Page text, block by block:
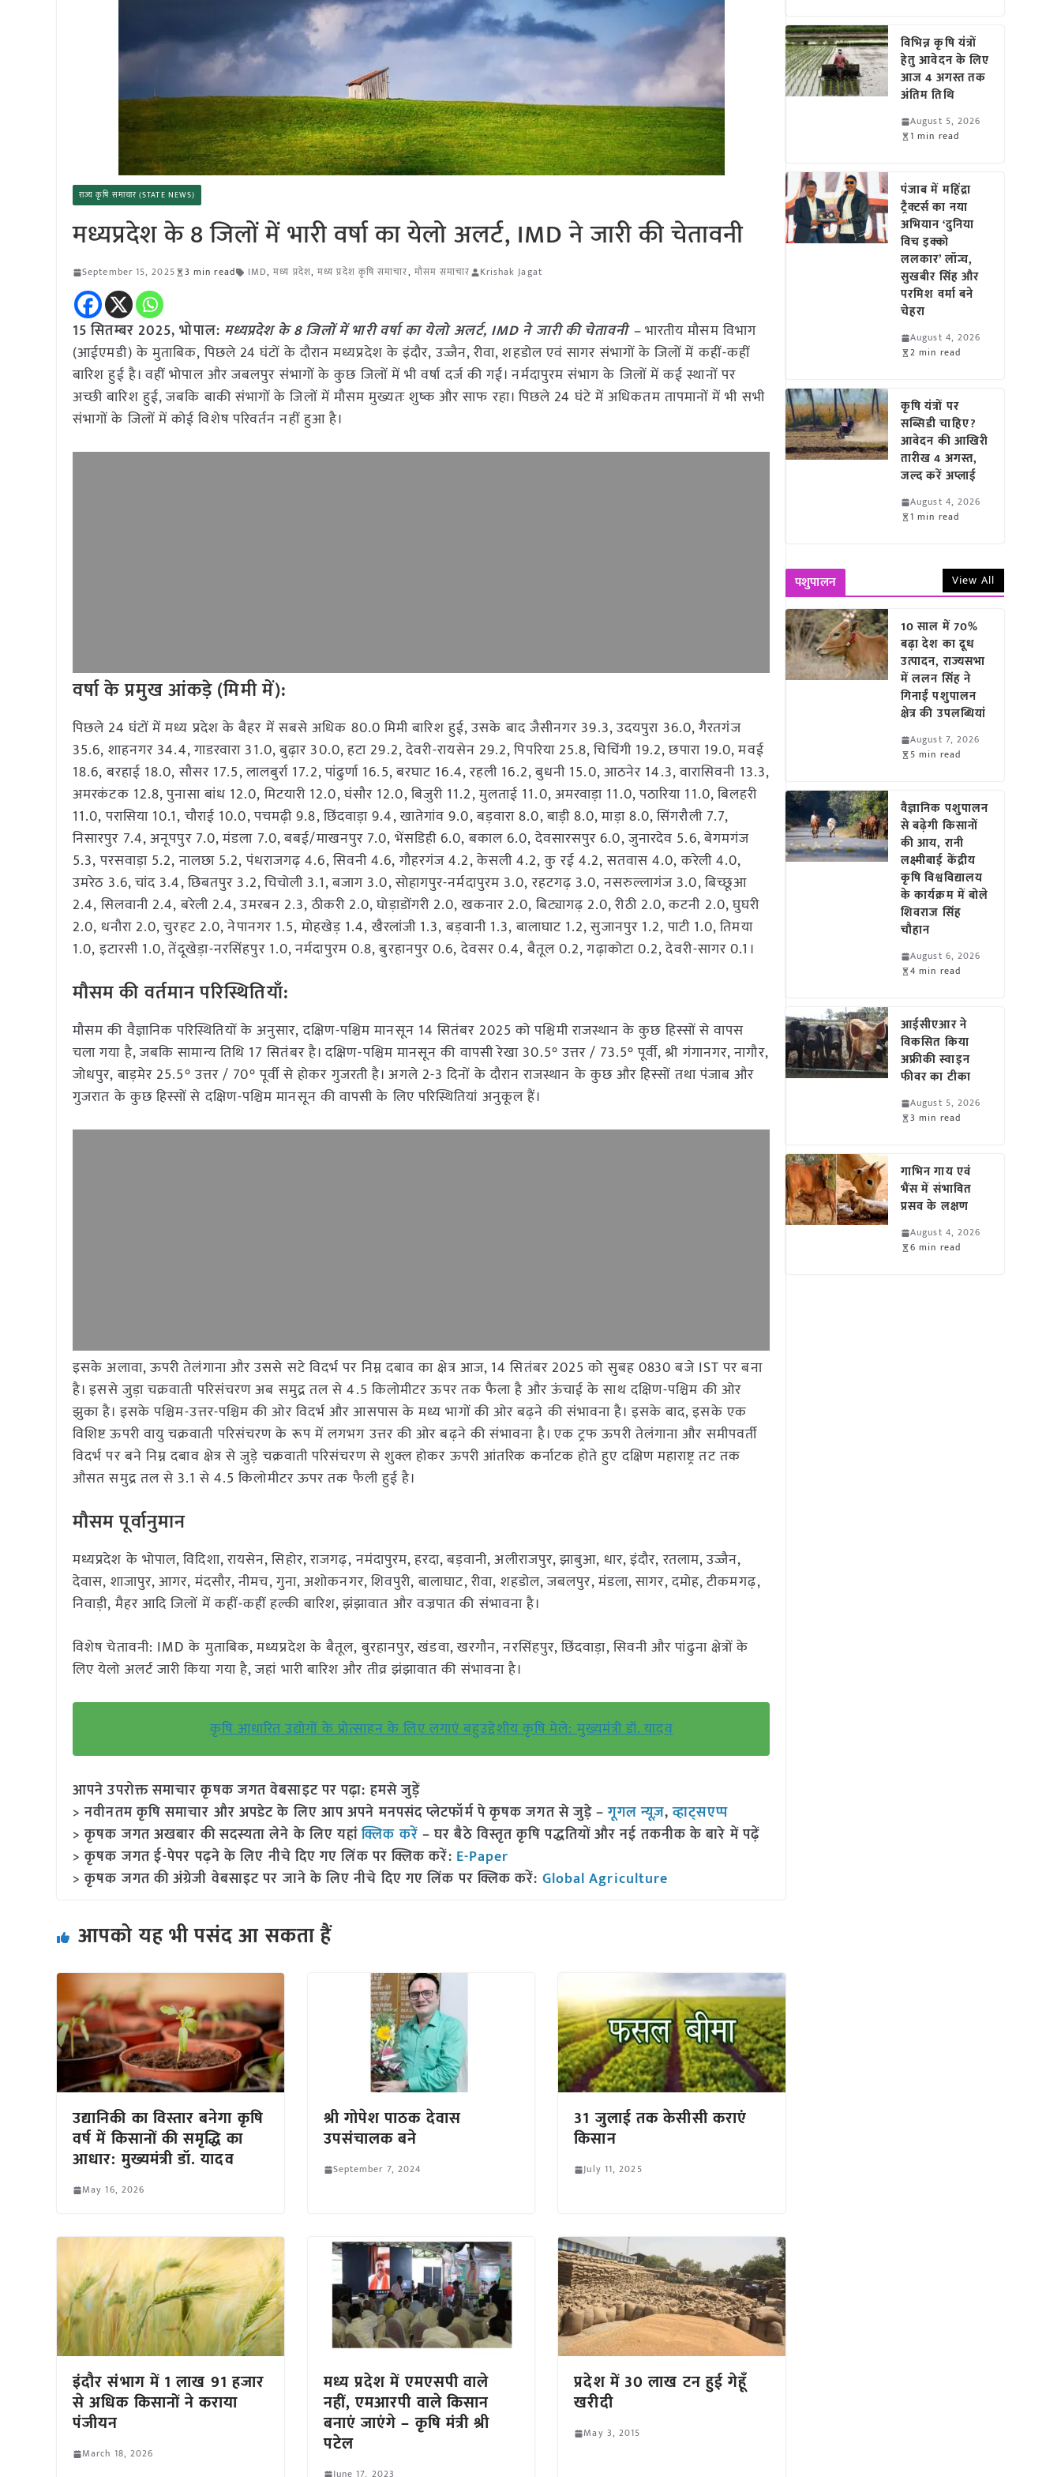
राज्य कृषि समाचार (STATE NEWS)
मध्यप्रदेश के 8 जिलों में भारी वर्षा का येलो अलर्ट, IMD ने जारी की चेतावनी
September 15, 2025 3 min read IMD,मध्य प्रदेश,मध्य प्रदेश कृषि समाचार, मौसम समाचार Krishak Jagat
15 सितम्बर 2025,भोपाल: मध्यप्रदेश के 8 जिलों में भारी वर्षा का येलो अलर्ट, IMD ने जारी की चेतावनी –भारतीय मौसम विभाग
(आईएमडी) के मुताबिक, पिछले 24 घंटों के दौरान मध्यप्रदेश के इंदौर, उज्जैन, रीवा, शहडोल एवं सागर संभागों के जिलों में कहीं-कहीं
बारिश हुई है। वहीं भोपाल और जबलपुर संभागों के कुछ जिलों में भी वर्षा दर्ज की गई। नर्मदापुरम संभाग के जिलों में कई स्थानों पर
अच्छी बारिश हुई, जबकि बाकी संभागों के जिलों में मौसम मुख्यतः शुष्क और साफ रहा। पिछले 24 घंटे में अधिकतम तापमानों में भी सभी
संभागों के जिलों में कोई विशेष परिवर्तन नहीं हुआ है।
वर्षा के प्रमुख आंकड़े (मिमी में):
पिछले 24 घंटों में मध्य प्रदेश के बैहर में सबसे अधिक 80.0 मिमी बारिश हुई, उसके बाद जैसीनगर 39.3, उदयपुरा 36.0, गैरतगंज
35.6, शाहनगर 34.4, गाडरवारा 31.0, बुढ़ार 30.0, हटा 29.2, देवरी-रायसेन 29.2, पिपरिया 25.8, चिचिंगी 19.2, छपारा 19.0, मवई
18.6, बरहाई 18.0, सौसर 17.5, लालबुर्रा 17.2, पांढुर्णा 16.5, बरघाट 16.4, रहली 16.2, बुधनी 15.0, आठनेर 14.3, वारासिवनी 13.3,
अमरकंटक 12.8, पुनासा बांध 12.0, मिटयारी 12.0, घंसौर 12.0, बिजुरी 11.2, मुलताई 11.0, अमरवाड़ा 11.0, पठारिया 11.0, बिलहरी
11.0, परासिया 10.1, चौराई 10.0, पचमढ़ी 9.8, छिंदवाड़ा 9.4, खातेगांव 9.0, बड़वारा 8.0, बाड़ी 8.0, माड़ा 8.0, सिंगरौली 7.7,
निसारपुर 7.4, अनूपपुर 7.0, मंडला 7.0, बबई/माखनपुर 7.0, भेंसडिही 6.0, बकाल 6.0, देवसारसपुर 6.0, जुनारदेव 5.6, बेगमगंज
5.3, परसवाड़ा 5.2, नालछा 5.2, पंधराजगढ़ 4.6, सिवनी 4.6, गौहरगंज 4.2, केसली 4.2, कु रई 4.2, सतवास 4.0, करेली 4.0,
उमरेठ 3.6, चांद 3.4, छिबतपुर 3.2, चिचोली 3.1, बजाग 3.0, सोहागपुर-नर्मदापुरम 3.0, रहटगढ़ 3.0, नसरुल्लागंज 3.0, बिच्छूआ
2.4, सिलवानी 2.4, बरेली 2.4, उमरबन 2.3, ठीकरी 2.0, घोड़ाडोंगरी 2.0, खकनार 2.0, बिट्यागढ़ 2.0, रीठी 2.0, कटनी 2.0, घुघरी
2.0, धनौरा 2.0, चुरहट 2.0, नेपानगर 1.5, मोहखेड़ 1.4, खैरलांजी 1.3, बड़वानी 1.3, बालाघाट 1.2, सुजानपुर 1.2, पाटी 1.0, तिमया
1.0, इटारसी 1.0, तेंदूखेड़ा-नरसिंहपुर 1.0, नर्मदापुरम 0.8, बुरहानपुर 0.6, देवसर 0.4, बैतूल 0.2, गढ़ाकोटा 0.2, देवरी-सागर 0.1।
मौसम की वर्तमान परिस्थितियाँ:
मौसम की वैज्ञानिक परिस्थितियों के अनुसार, दक्षिण-पश्चिम मानसून 14 सितंबर 2025 को पश्चिमी राजस्थान के कुछ हिस्सों से वापस
चला गया है, जबकि सामान्य तिथि 17 सितंबर है। दक्षिण-पश्चिम मानसून की वापसी रेखा 30.5° उत्तर / 73.5° पूर्वी, श्री गंगानगर, नागौर,
जोधपुर, बाड़मेर 25.5° उत्तर / 70° पूर्वी से होकर गुजरती है। अगले 2-3 दिनों के दौरान राजस्थान के कुछ और हिस्सों तथा पंजाब और
गुजरात के कुछ हिस्सों से दक्षिण-पश्चिम मानसून की वापसी के लिए परिस्थितियां अनुकूल हैं।
इसके अलावा, ऊपरी तेलंगाना और उससे सटे विदर्भ पर निम्न दबाव का क्षेत्र आज, 14 सितंबर 2025 को सुबह 0830 बजे IST पर बना
है। इससे जुड़ा चक्रवाती परिसंचरण अब समुद्र तल से 4.5 किलोमीटर ऊपर तक फैला है और ऊंचाई के साथ दक्षिण-पश्चिम की ओर
झुका है। इसके पश्चिम-उत्तर-पश्चिम की ओर विदर्भ और आसपास के मध्य भागों की ओर बढ़ने की संभावना है। इसके बाद, इसके एक
विशिष्ट ऊपरी वायु चक्रवाती परिसंचरण के रूप में लगभग उत्तर की ओर बढ़ने की संभावना है। एक ट्रफ ऊपरी तेलंगाना और समीपवर्ती
विदर्भ पर बने निम्न दबाव क्षेत्र से जुड़े चक्रवाती परिसंचरण से शुक्ल होकर ऊपरी आंतरिक कर्नाटक होते हुए दक्षिण महाराष्ट्र तट तक
औसत समुद्र तल से 3.1 से 4.5 किलोमीटर ऊपर तक फैली हुई है।
मौसम पूर्वानुमान
मध्यप्रदेश के भोपाल, विदिशा, रायसेन, सिहोर, राजगढ़, नमंदापुरम, हरदा, बड़वानी, अलीराजपुर, झाबुआ, धार, इंदौर, रतलाम, उज्जैन,
देवास, शाजापुर, आगर, मंदसौर, नीमच, गुना, अशोकनगर, शिवपुरी, बालाघाट, रीवा, शहडोल, जबलपुर, मंडला, सागर, दमोह, टीकमगढ़,
निवाड़ी, मैहर आदि जिलों में कहीं-कहीं हल्की बारिश, झंझावात और वज्रपात की संभावना है।
विशेष चेतावनी: IMD के मुताबिक, मध्यप्रदेश के बैतूल, बुरहानपुर, खंडवा, खरगौन, नरसिंहपुर, छिंदवाड़ा, सिवनी और पांढुना क्षेत्रों के
लिए येलो अलर्ट जारी किया गया है, जहां भारी बारिश और तीव्र झंझावात की संभावना है।
कृषि आधारित उद्योगों के प्रोत्साहन के लिए लगाएं बहुउद्देशीय कृषि मेले: मुख्यमंत्री डॉ. यादव
आपने उपरोक्त समाचार कृषक जगत वेबसाइट पर पढ़ा: हमसे जुड़ें
> नवीनतम कृषि समाचार और अपडेट के लिए आप अपने मनपसंद प्लेटफॉर्म पे कृषक जगत से जुड़े –गूगल न्यूज़,व्हाट्सएप्प
> कृषक जगत अखबार की सदस्यता लेने के लिए यहांक्लिक करें – घर बैठे विस्तृत कृषि पद्धतियों और नई तकनीक के बारे में पढ़ें
> कृषक जगत ई-पेपर पढ़ने के लिए नीचे दिए गए लिंक पर क्लिक करें: E-Paper
> कृषक जगत की अंग्रेजी वेबसाइट पर जाने के लिए नीचे दिए गए लिंक पर क्लिक करें: Global Agriculture
आपको यह भी पसंद आ सकता हैं
उद्यानिकी का विस्तार बनेगा कृषि
वर्ष में किसानों की समृद्धि का
आधार: मुख्यमंत्री डॉ. यादव
May 16, 2026
श्री गोपेश पाठक देवास
उपसंचालक बने
September 7, 2024
31 जुलाई तक केसीसी कराएं
किसान
July 11, 2025
इंदौर संभाग में 1 लाख 91 हजार
से अधिक किसानों ने कराया
पंजीयन
March 18, 2026
मध्य प्रदेश में एमएसपी वाले
नहीं, एमआरपी वाले किसान
बनाएं जाएंगे – कृषि मंत्री श्री
पटेल
प्रदेश में 30 लाख टन हुई गेहूँ
खरीदी
May 3, 2015
विभिन्न कृषि यंत्रों
हेतु आवेदन के लिए
आज 4 अगस्त तक
अंतिम तिथि
August 5, 2026
1 min read
पंजाब में महिंद्रा
ट्रैक्टर्स का नया
अभियान ‘दुनिया
विच इक्को
ललकार’ लॉन्च,
सुखबीर सिंह और
परमिश वर्मा बने
चेहरा
August 4, 2026
2 min read
कृषि यंत्रों पर
सब्सिडी चाहिए?
आवेदन की आखिरी
तारीख 4 अगस्त,
जल्द करें अप्लाई
August 4, 2026
1 min read
पशुपालन View All
10 साल में 70%
बढ़ा देश का दूध
उत्पादन, राज्यसभा
में ललन सिंह ने
गिनाईं पशुपालन
क्षेत्र की उपलब्धियां
August 7, 2026
5 min read
वैज्ञानिक पशुपालन
से बढ़ेगी किसानों
की आय, रानी
लक्ष्मीबाई केंद्रीय
कृषि विश्वविद्यालय
के कार्यक्रम में बोले
शिवराज सिंह
चौहान
August 6, 2026
4 min read
आईसीएआर ने
विकसित किया
अफ्रीकी स्वाइन
फीवर का टीका
August 5, 2026
3 min read
गाभिन गाय एवं
भैंस में संभावित
प्रसव के लक्षण
August 4, 2026
6 min read